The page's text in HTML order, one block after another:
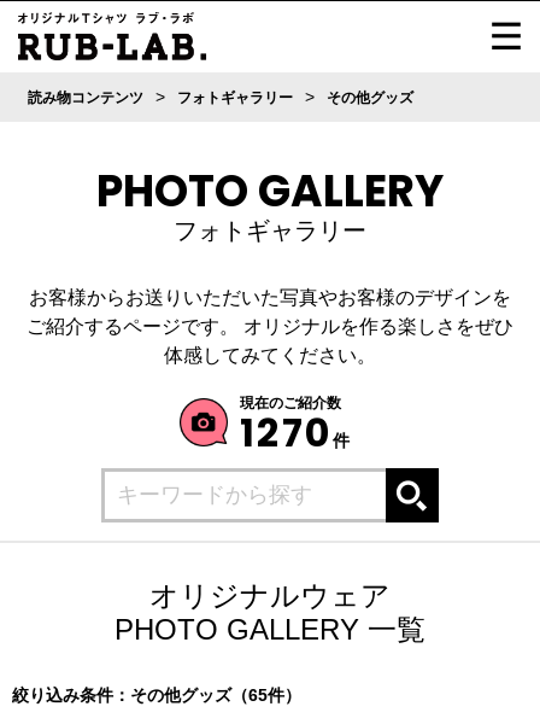
読み物コンテンツ > フォトギャラリー > その他グッズ
PHOTO GALLERY
フォトギャラリー
お客様からお送りいただいた写真やお客様のデザインを
ご紹介するページです。
オリジナルを作る楽しさをぜひ
体感してみてください。
現在のご紹介数
1270 件
オリジナルウェア
PHOTO GALLERY 一覧
絞り込み条件：その他グッズ（65件）